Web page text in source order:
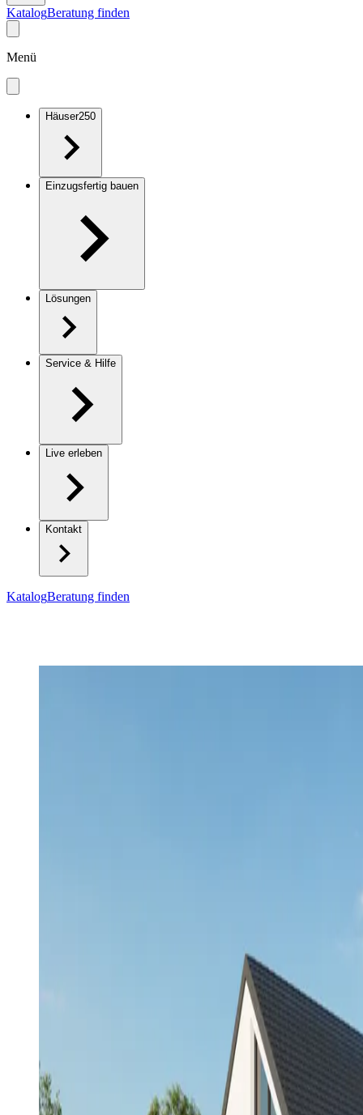
KatalogBeratung finden
Menü
Häuser250
Einzugsfertig bauen
Lösungen
Service & Hilfe
Live erleben
Kontakt
KatalogBeratung finden